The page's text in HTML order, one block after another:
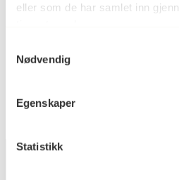
eller som de har samlet inn
Nødvendig
Egenskaper
Statistikk
Ja